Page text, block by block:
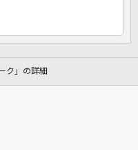
ク」の詳細